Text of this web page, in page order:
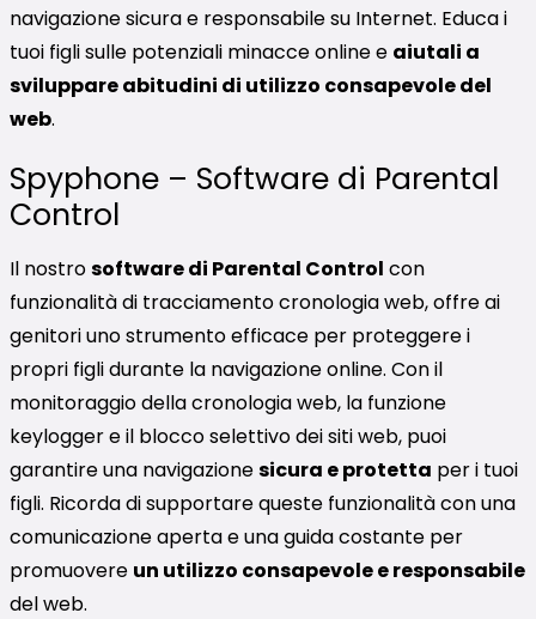
navigazione sicura e responsabile su Internet. Educa i
tuoi figli sulle potenziali minacce online e aiutali a
sviluppare abitudini di utilizzo consapevole del
web.
Spyphone – Software di Parental
Control
Il nostrosoftware di Parental Control con
funzionalità di tracciamento cronologia web, offre ai
genitori uno strumento efficace per proteggere i
propri figli durante la navigazione online. Con il
monitoraggio della cronologia web, la funzione
keylogger e il blocco selettivo dei siti web, puoi
garantire una navigazionesicura e protetta per i tuoi
figli. Ricorda di supportare queste funzionalità con una
comunicazione aperta e una guida costante per
promuovere un utilizzo consapevole e responsabile
del web.